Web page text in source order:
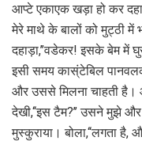
आप्टे एकाएक खड़ा हो कर
मेरे माथे के बालों को मुट्ठी
दहाड़ा,’’वडेकर! इसके बेम में
इसी समय कास्ंटेबिल
और उससे मिलना चाहती है।
देखी,‘‘इस टैम?’’ उसने मुझे
मुस्कुराया। बोला,‘‘लगता